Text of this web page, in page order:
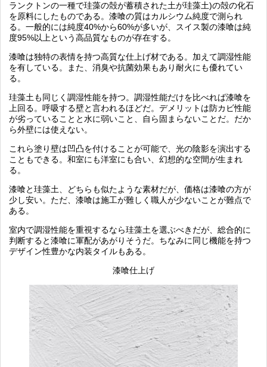
ランクトンの一種で珪藻の殻が蓄積された土が珪藻土)の殻の化石
を原料にしたものである。漆喰の質はカルシウム純度で測られ
る。一般的には純度40%から60%が多いが、スイス製の漆喰は純
度95%以上という高品質なものが存在する。
漆喰は独特の表情を持つ高質な仕上げ材である。加えて調湿性能
を有している。また、消臭や抗菌効果もあり耐火にも優れてい
る。
珪藻土も同じく調湿性能を持つ。調湿性能だけを比べれば漆喰を
上回る。呼吸する壁と言われるほどだ。デメリットは防カビ性能
が劣っていることと水に弱いこと、自ら固まらないことだ。だか
ら外壁には使えない。
これら塗り壁は凹凸を付けることが可能で、光の陰影を演出する
こともできる。和室にも洋室にも合い、幻想的な空間が生まれ
る。
漆喰と珪藻土、どちらも似たような素材だが、価格は漆喰の方が
少し安い。ただ、漆喰は施工が難しく職人が少ないことが難点で
ある。
室内で調湿性能を重視するなら珪藻土を選ぶべきだが、総合的に
判断すると漆喰に軍配があがりそうだ。ちなみに同じ機能を持つ
デザイン性豊かな内装タイルもある。
漆喰仕上げ